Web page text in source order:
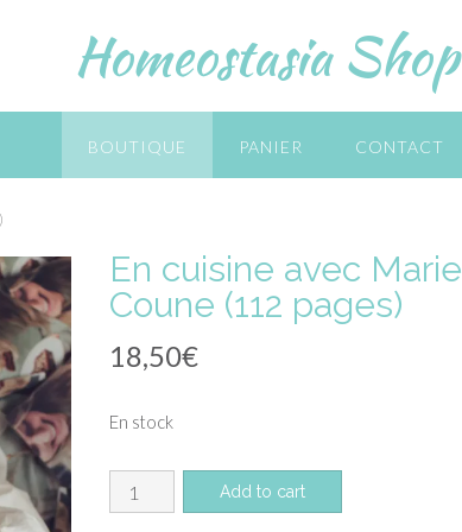
Homeostasia Shop
BOUTIQUE PANIER CONTACT
En cuisine avec Marie
Coune (112 pages)
18,50€
En stock
quantité
de
Add to cart